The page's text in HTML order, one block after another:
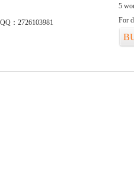
QQ：2726103981
5
For